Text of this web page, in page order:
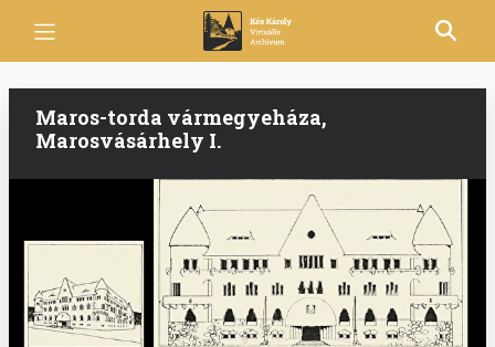
Maros-torda vármegyeháza,
Marosvásárhely I.